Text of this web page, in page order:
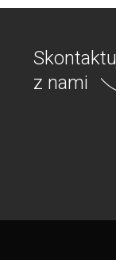
z nami